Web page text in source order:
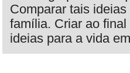
Comparar tais
família. Criar ao
ideias para a vida